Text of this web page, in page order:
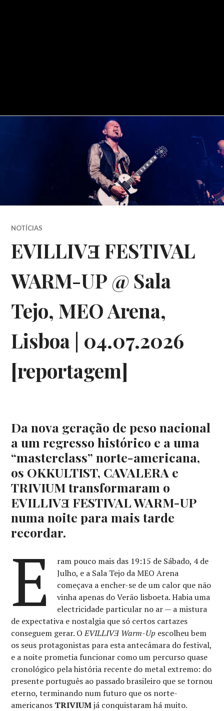
NOTÍCIAS
EVILLIVƎ FESTIVAL
WARM-UP @ Sala
Tejo, MEO Arena,
Lisboa | 04.07.2026
[reportagem]
Da nova geração de peso nacional
a um regresso histórico e a uma
“masterclass” norte-americana,
os OKKULTIST, CAVALERA e
TRIVIUM transformaram o
EVILLIVƎ FESTIVAL WARM-UP
numa noite para mais tarde
recordar.
E
ram pouco mais das 19:15 de Sábado, 4 de
Julho, e a Sala Tejo da MEO Arena
começava a encher-se de um calor que não
vinha apenas do Verão lisboeta. Habia uma
electricidade particular no ar — a mistura
de expectativa e nostalgia que só certos cartazes
conseguem gerar. OEVILLIVƎ Warm-Up escolheu bem
os seus protagonistas para esta antecâmara do festival,
e a noite prometia funcionar como um percurso quase
cronológico pela história recente do metal extremo: do
presente português ao passado brasileiro que se tornou
eterno, terminando num futuro que os norte-
americanos TRIVIUMjá conquistaram há muito.